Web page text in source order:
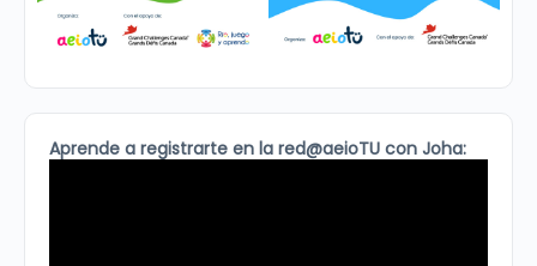
Aprende a registrarte en la red@aeioTU con Joha: